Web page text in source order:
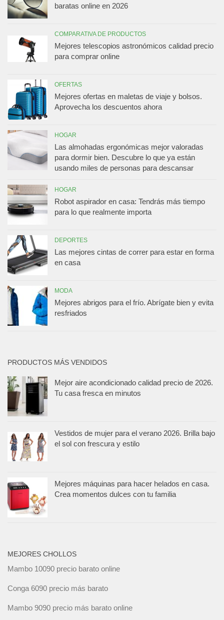
baratas online en 2026
COMPARATIVA DE PRODUCTOS
Mejores telescopios astronómicos calidad precio
para comprar online
OFERTAS
Mejores ofertas en maletas de viaje y bolsos.
Aprovecha los descuentos ahora
HOGAR
Las almohadas ergonómicas mejor valoradas
para dormir bien. Descubre lo que ya están
usando miles de personas para descansar
HOGAR
Robot aspirador en casa: Tendrás más tiempo
para lo que realmente importa
DEPORTES
Las mejores cintas de correr para estar en forma
en casa
MODA
Mejores abrigos para el frío. Abrígate bien y evita
resfriados
PRODUCTOS MÁS VENDIDOS
Mejor aire acondicionado calidad precio de 2026.
Tu casa fresca en minutos
Vestidos de mujer para el verano 2026. Brilla bajo
el sol con frescura y estilo
Mejores máquinas para hacer helados en casa.
Crea momentos dulces con tu familia
MEJORES CHOLLOS
Mambo 10090 precio barato online
Conga 6090 precio más barato
Mambo 9090 precio más barato online